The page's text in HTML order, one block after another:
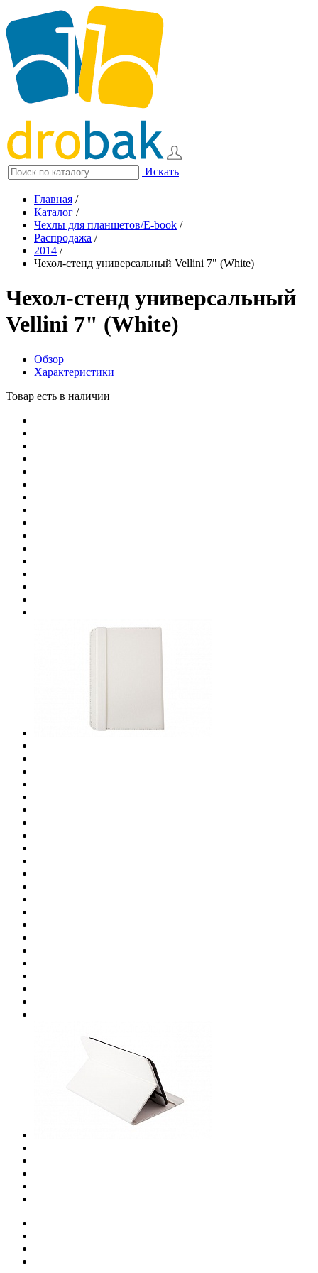
Искать
Главная /
Каталог /
Чехлы для планшетов/E-book /
Распродажа /
2014 /
Чехол-стенд универсальный Vellini 7" (White)
Чехол-стенд универсальный
Vellini 7" (White)
Обзор
Характеристики
Товар есть в наличии